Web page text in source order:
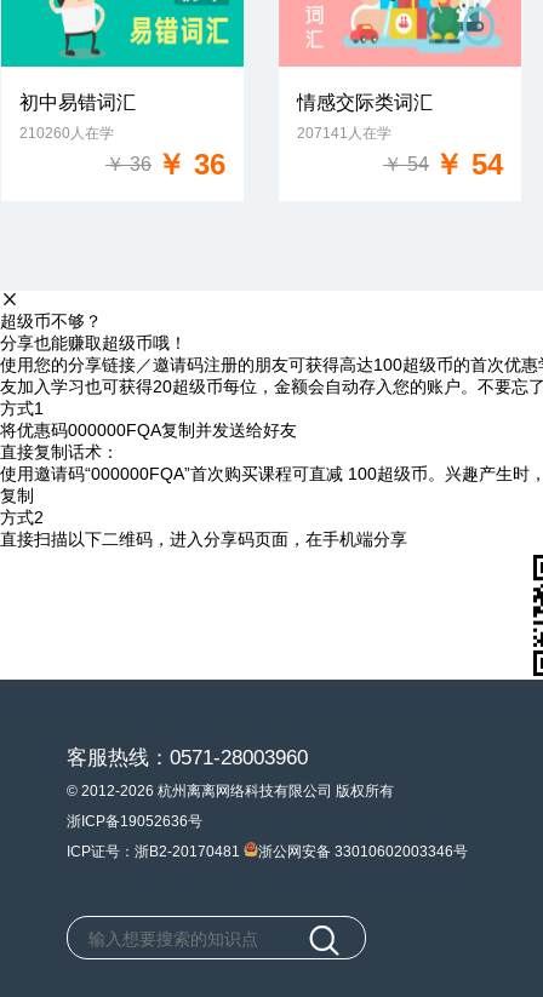
免费试学
初中易错词汇
210260人在学
￥ 36 ￥ 36
免费试学
情感交际类词汇
207141人在学
￥ 54 ￥ 54
超级币不够？
分享也能赚取超级币哦！
使用您的分享链接／邀请码注册的朋友可获得高达100超级币的首次优
友加入学习也可获得20超级币每位，金额会自动存入您的账户。不要忘
方式1
将优惠码000000FQA复制并发送给好友
直接复制话术：
使用邀请码“000000FQA”首次购买课程可直减 100超级币。兴趣产生时
复制
方式2
直接扫描以下二维码，进入分享码页面，在手机端分享
客服热线：0571-28003960
© 2012-2026 杭州离离网络科技有限公司 版权所有
浙ICP备19052636号
ICP证号：浙B2-20170481
浙公网安备 33010602003346号